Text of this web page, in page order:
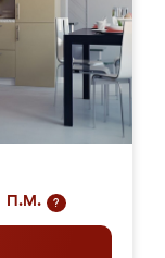
п.м.
?